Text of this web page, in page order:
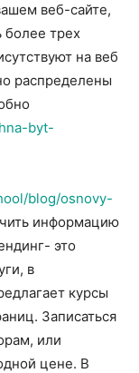
веб-сайте,
более трех
на веб
распределены
byt-
blog/osnovy-
информацию
это
в
курсы
Записаться
или
цене. В